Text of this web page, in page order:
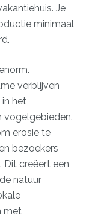
Je
minimaal
verblijven
het
vogelgebieden.
erosie te
bezoekers
Dit creëert een
natuur
met